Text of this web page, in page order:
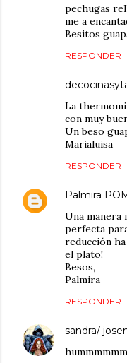
pechugas
me a
Besitos
RESPONDER
La
con muy
Un beso
Marialuisa
RESPONDER
Palmira
Una manera
perfecta
reducción
el plato!
Besos,
Palmira
RESPONDER
sandra/